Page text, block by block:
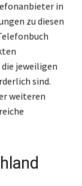
in
zu diesen
jeweiligen
sind.
weiteren